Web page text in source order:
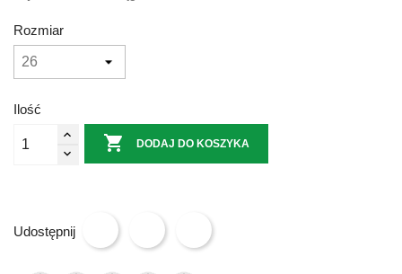
Rozmiar
Ilość
 DODAJ DO KOSZYKA
Udostępnij